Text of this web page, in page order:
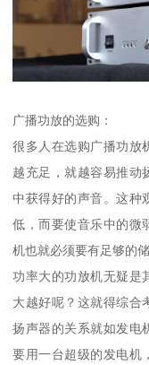
广播功放的选购：
很多人在选购广播功放
越充足，就越容易推动
中获得好的声音。这种
低，而要使音乐中的微
机也就必须要有足够的储
功率大的功放机无疑是
大越好呢？这就得综合
扬声器的关系就如发电
要用一台超级的发电机